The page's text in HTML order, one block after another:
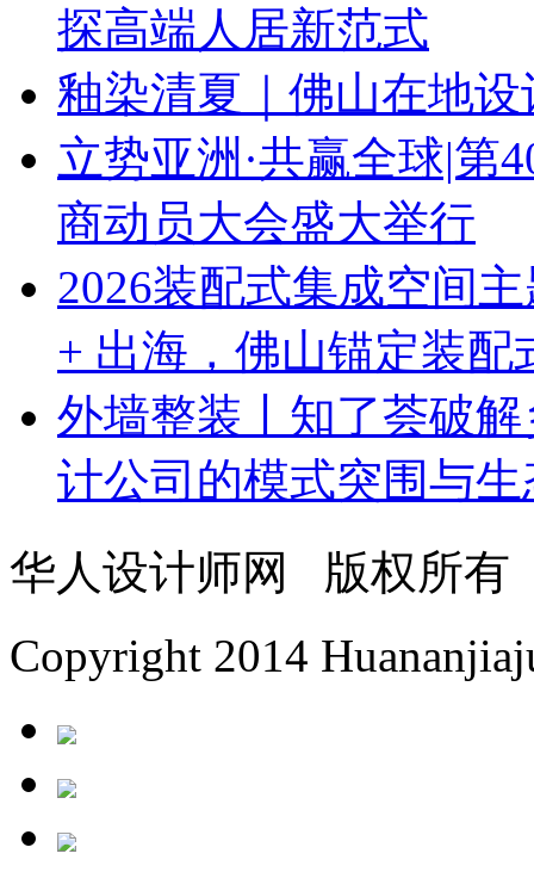
探高端人居新范式
釉染清夏｜佛山在地
立势亚洲·共赢全球|第
商动员大会盛大举行
2026装配式集成空间
+ 出海，佛山锚定装
外墙整装丨知了荟破
计公司的模式突围与
华人设计师网 版权所
Copyright 2014